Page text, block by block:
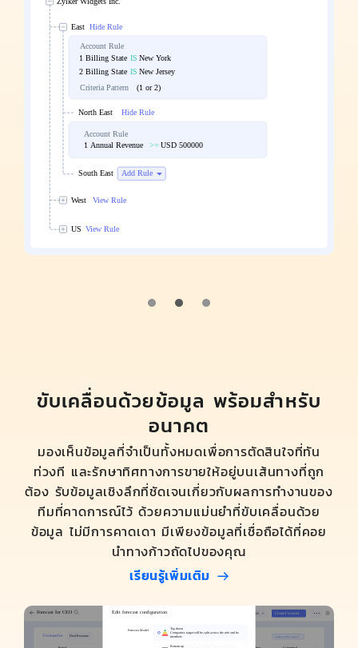
ขับเคลื่อนด้วยข้อมูล พร้อมสำหรับ
อนาคต
มองเห็นข้อมูลที่จำเป็นทั้งหมดเพื่อการตัดสินใจที่ทัน
ท่วงที และรักษาทิศทางการขายให้อยู่บนเส้นทางที่ถูก
ต้อง รับข้อมูลเชิงลึกที่ชัดเจนเกี่ยวกับผลการทำงานของ
ทีมที่คาดการณ์ไว้ ด้วยความแม่นยำที่ขับเคลื่อนด้วย
ข้อมูล ไม่มีการคาดเดา มีเพียงข้อมูลที่เชื่อถือได้ที่คอย
นำทางก้าวถัดไปของคุณ
เรียนรู้เพิ่มเติม